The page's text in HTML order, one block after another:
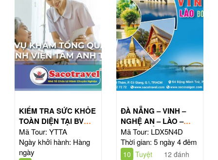
KIỂM TRA SỨC KHỎE
TOÀN DIỆN TẠI BV
TÂM ANH HỒ CHÍ
MINH
Mã Tour: YTTA
Ngày khởi hành: Hàng
ngày
ĐÀ NẴNG – VINH –
NGHỆ AN – LÀO –
ĐÔNG BẮC THÁI LAN
| TOUR 5N4Đ
Mã Tour: LDX5N4D
Thời gian: 5 ngày 4 đêm
10 Tuyệt
12 đánh